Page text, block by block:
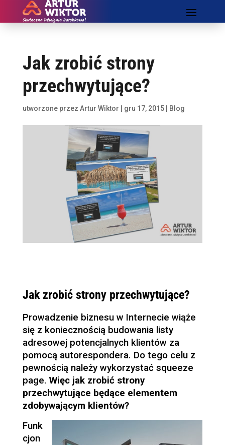
Jak zrobić strony
przechwytujące?
utworzone przez Artur Wiktor gru 17, 2015| Blog
Jak zrobić strony przechwytujące?
Prowadzenie biznesu w Internecie wiąże
się z koniecznością budowania listy
adresowej potencjalnych klientów za
pomocą autorespondera. Do tego celu z
pewnością należy wykorzystać squeeze
page. Więc jak zrobić strony
przechwytujące będące elementem
zdobywającym klientów?
Funk
cjon